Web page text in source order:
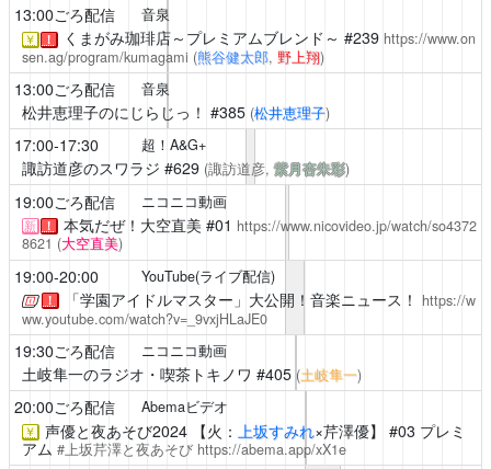
13:00ごろ配信 音泉
￥ ！ くまがみ珈琲店～プレミアムブレンド～ #239 https://www.on
sen.ag/program/kumagami (熊谷健太郎, 野上翔)
13:00ごろ配信 音泉
松井恵理子のにじらじっ！ #385 (松井恵理子)
17:00-17:30 超！A&G+
諏訪道彦のスワラジ #629 (諏訪道彦,紫月杏朱彩)
19:00ごろ配信 ニコニコ動画
新 ！ 本気だぜ！大空直美 #01 https://www.nicovideo.jp/watch/so4372
8621 (大空直美)
19:00-20:00 YouTube(ライブ配信)
！ 「学園アイドルマスター」大公開！音楽ニュース！
https://w
ww.youtube.com/watch?v=_9vxjHLaJE0
19:30ごろ配信 ニコニコ動画
土岐隼一のラジオ・喫茶トキノワ #405 (土岐隼一)
20:00ごろ配信 Abemaビデオ
￥ 声優と夜あそび2024【火： 上坂すみれ×芹澤優】 #03 プレミ
アム #上坂芹澤と夜あそび https://abema.app/xX1e